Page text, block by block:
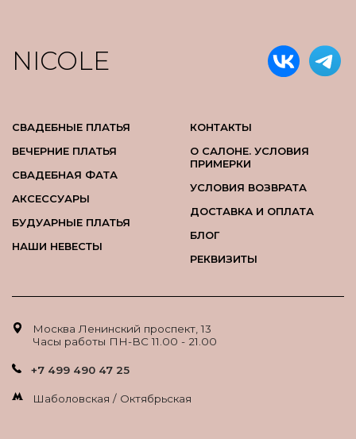
NICOLE
СВАДЕБНЫЕ ПЛАТЬЯ
ВЕЧЕРНИЕ ПЛАТЬЯ
СВАДЕБНАЯ ФАТА
АКСЕССУАРЫ
БУДУАРНЫЕ ПЛАТЬЯ
НАШИ НЕВЕСТЫ
КОНТАКТЫ
О САЛОНЕ. УСЛОВИЯ
ПРИМЕРКИ
УСЛОВИЯ ВОЗВРАТА
ДОСТАВКА И ОПЛАТА
БЛОГ
РЕКВИЗИТЫ
Москва Ленинский проспект, 13
Часы работы ПН-ВС 11.00 - 21.00
+7 499 490 47 25
Шаболовская / Октябрьская